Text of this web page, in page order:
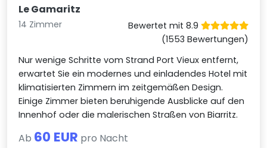
Le Gamaritz
14 Zimmer
Bewertet mit 8.9
(1553 Bewertungen)
Nur wenige Schritte vom Strand Port Vieux entfernt,
erwartet Sie ein modernes und einladendes Hotel mit
klimatisierten Zimmern im zeitgemäßen Design.
Einige Zimmer bieten beruhigende Ausblicke auf den
Innenhof oder die malerischen Straßen von Biarritz.
Ab 60 EUR pro Nacht